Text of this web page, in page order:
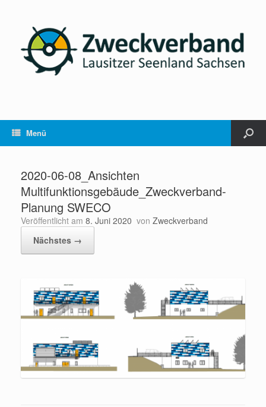
Menü
2020-06-08_Ansichten
Multifunktionsgebäude_Zweckverband-
Planung SWECO
Veröffentlicht am 8. Juni 2020 von Zweckverband
Nächstes →